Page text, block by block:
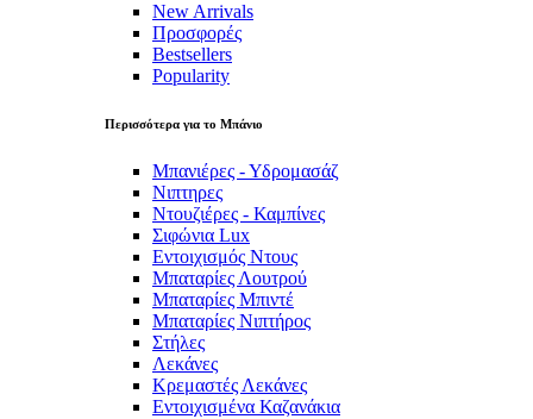
New Arrivals
Προσφορές
Bestsellers
Popularity
Περισσότερα για το Μπάνιο
Μπανιέρες - Υδρομασάζ
Νιπτηρες
Ντουζιέρες - Καμπίνες
Σιφώνια Lux
Εντοιχισμός Ντους
Μπαταρίες Λουτρού
Μπαταρίες Μπιντέ
Μπαταρίες Νιπτήρος
Στήλες
Λεκάνες
Κρεμαστές Λεκάνες
Εντοιχισμένα Καζανάκια